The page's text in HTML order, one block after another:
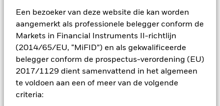
Een bezoeker van deze website die kan worden
aangemerkt als professionele belegger conform de
Markets in Financial Instruments II-richtlijn
(2014/65/EU, “MiFID”) en als gekwalificeerde
belegger conform de prospectus-verordening (EU)
2017/1129 dient samenvattend in het algemeen
te voldoen aan een of meer van de volgende
criteria:
probeert zijn beleggingsdoelstelling te realiseren met
indirecte posities in aandeleneffecten (bijv. aandelen),
aandelengerelateerde (AR) effecten, vastrentende (VR)
effecten (zoals obligaties) en VR-gerelateerde effecten (VRR),
alternatieve activa (waaronder vastgoed en grondstoffen)
cash en deposito's. Tot de VReffecten behoren
geldmarktinstrumenten (GMI's) (d.w.z. schuldeffecten met
een korte looptijd). De AR-effecten en VRReffecten omvatten
ook afgeleide financiële instrumenten (derivaten) (d.w.z.